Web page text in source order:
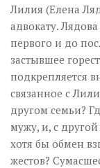
Лилия (Елена
адвокату.
первого и до
застывшее
подкрепляется
связанное с
другом семьи?
мужу, и, с
хотя бы обмен
жестов?